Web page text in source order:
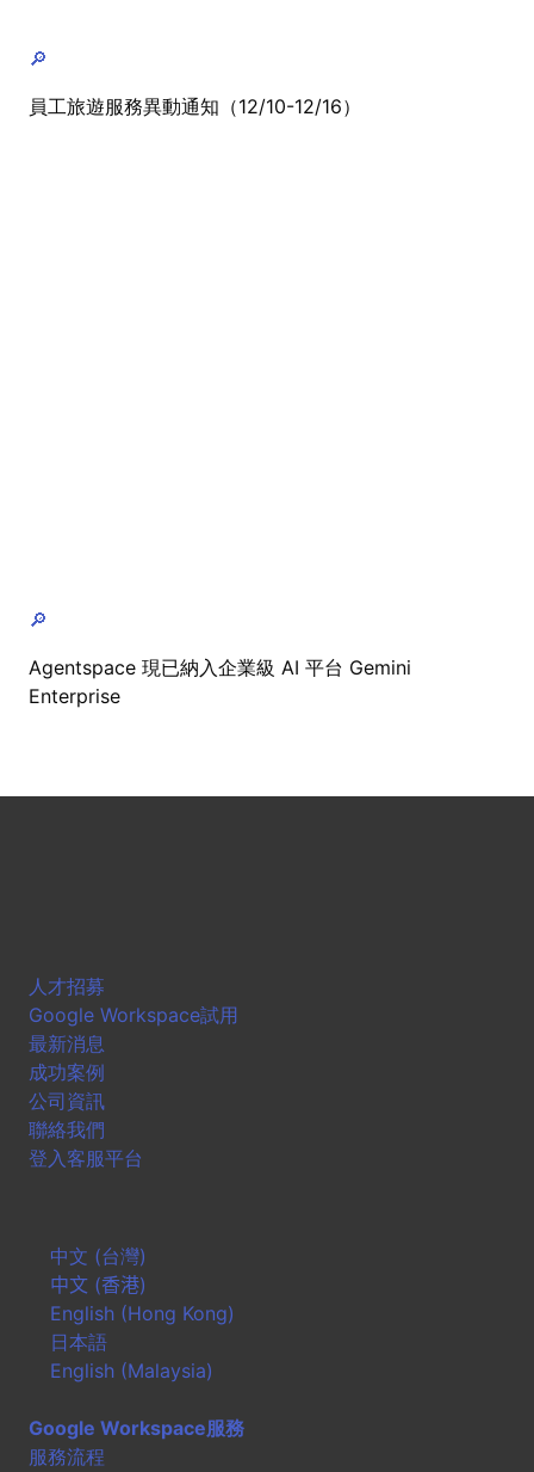
🔎
員工旅遊服務異動通知（12/10-12/16）
🔎
Agentspace 現已納入企業級 AI 平台 Gemini
Enterprise
人才招募
Google Workspace試用
最新消息
成功案例
公司資訊
聯絡我們
登入客服平台
中文 (台灣)
中文 (香港)
English (Hong Kong)
日本語
English (Malaysia)
Google Workspace服務
服務流程